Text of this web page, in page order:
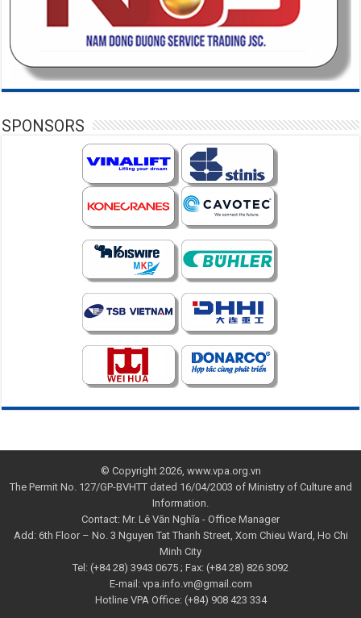
SPONSORS
© Copyright 2026, www.vpa.org.vn
The Permit No. 127/GP-BVHTT dated 16/04/2003 of Ministry of Culture and
Information.
Contact: Mr. Lê Văn Nghĩa - Office Manager
Add: 6th Floor – No. 3 Nguyen Tat Thanh Street, Xom Chieu Ward, Ho Chi
Minh City
Tel: (+84 28) 3943 0675 ; Fax: (+84 28) 826 3092
E-mail: vpa.info.vn@gmail.com
Hotline VPA Office: (+84) 908 423 334